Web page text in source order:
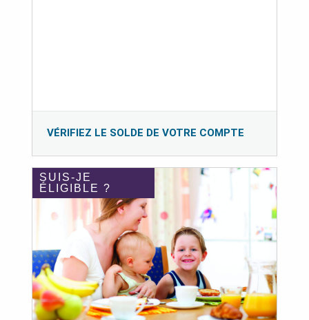
VÉRIFIEZ LE SOLDE DE VOTRE COMPTE
SUIS-JE
ÉLIGIBLE ?